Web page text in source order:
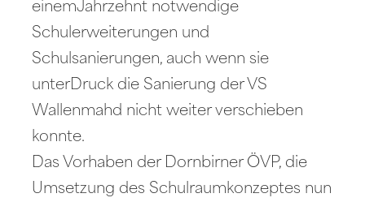
einemJahrzehnt notwendige
Schulerweiterungen und
Schulsanierungen, auch wenn sie
unterDruck die Sanierung der VS
Wallenmahd nicht weiter verschieben
konnte.
Das Vorhaben der Dornbirner ÖVP, die
Umsetzung des Schulraumkonzeptes nun